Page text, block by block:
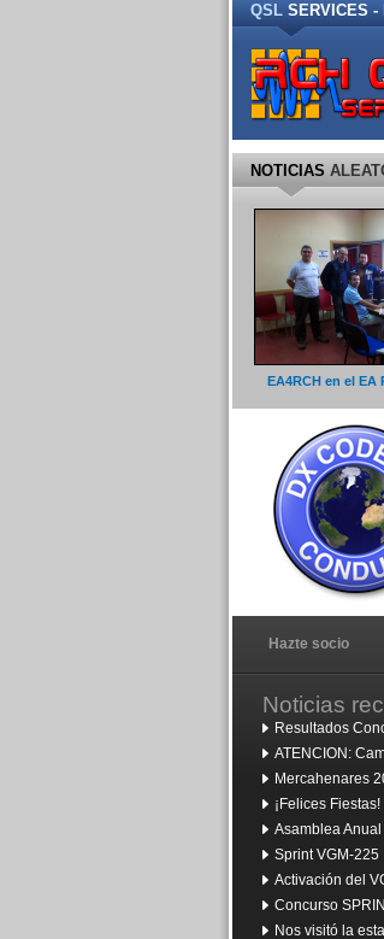
QSLSERVICES -
NOTICIAS
EA4RCH en el EA
Hazte socio
Noticias
Resultados
ATENCION:
Mercahenares
¡Felices Fiestas!
Asamblea Anual
Sprint VGM-225
Activación del
Concurso
Nos visitó la